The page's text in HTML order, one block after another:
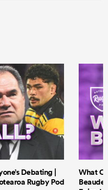
Debating |
Rugby Pod
What